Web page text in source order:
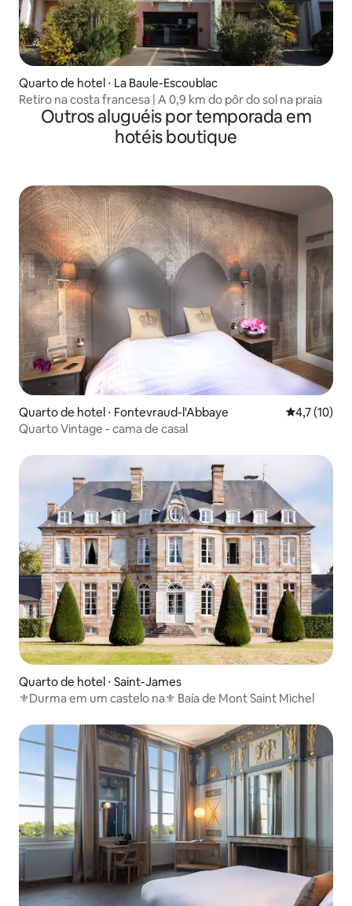
Quarto de hotel ⋅ La Baule-Escoublac
Retiro na costa francesa | A 0,9 km do pôr do sol na praia
Outros aluguéis por temporada em
hotéis boutique
Quarto de hotel ⋅ Fontevraud-l'Abbaye 4,7 de uma
4,7 (10)
Quarto Vintage - cama de casal
Quarto de hotel ⋅ Saint-James
⚜Durma em um castelo na⚜ Baía de Mont Saint Michel